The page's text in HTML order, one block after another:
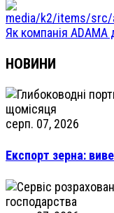
Як компанія
НОВИНИ
серп. 07, 2026
Експорт зерна: